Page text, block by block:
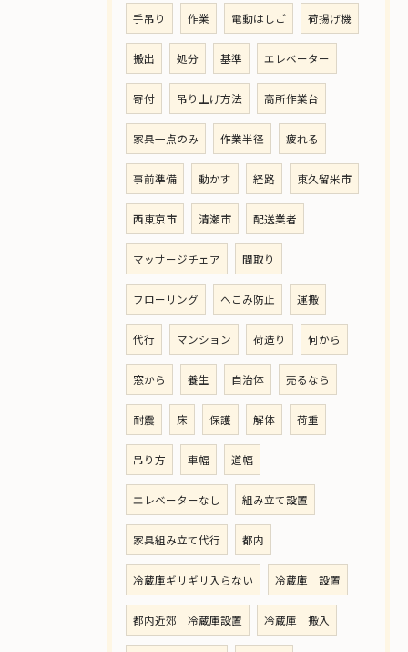
手吊り 作業 電動はしご 荷揚げ機
搬出 処分 基準 エレベーター
寄付 吊り上げ方法 高所作業台
家具一点のみ 作業半径 疲れる
事前準備 動かす 経路 東久留米市
西東京市 清瀬市 配送業者
マッサージチェア 間取り
フローリング へこみ防止 運搬
代行 マンション 荷造り 何から
窓から 養生 自治体 売るなら
耐震 床 保護 解体 荷重
吊り方 車幅 道幅
エレベーターなし 組み立て設置
家具組み立て代行 都内
冷蔵庫ギリギリ入らない 冷蔵庫 設置
都内近郊 冷蔵庫設置 冷蔵庫 搬入